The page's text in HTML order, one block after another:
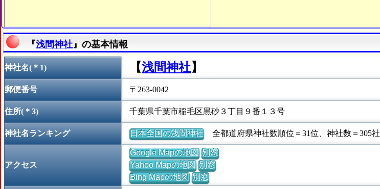
『浅間神社 』の基本情報
神社名(＊1) 【浅間神社】
郵便番号 〒263-0042
住所(＊3) 千葉県千葉市稲毛区黒砂３丁目９番１３号
神社名ランキング 日本全国の浅間神社全都道府県神社数順位＝31位、神社数＝305社
アクセス
Google Mapの地図 別窓
Yahoo Mapの地図 別窓
Bing Mapの地図 別窓